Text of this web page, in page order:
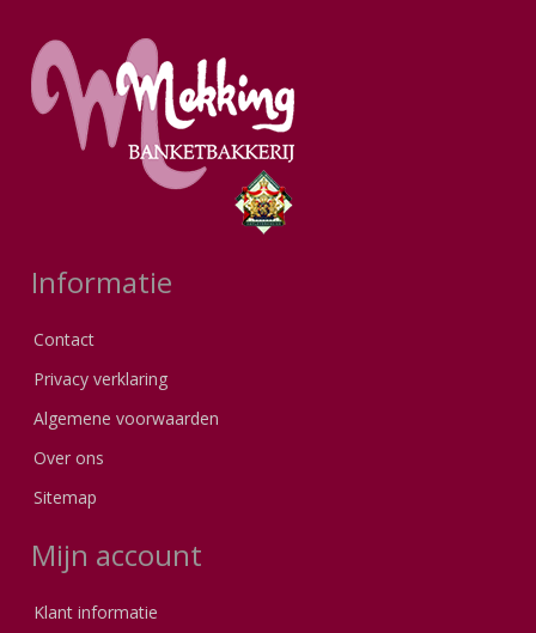
Informatie
Contact
Privacy verklaring
Algemene voorwaarden
Over ons
Sitemap
Mijn account
Klant informatie